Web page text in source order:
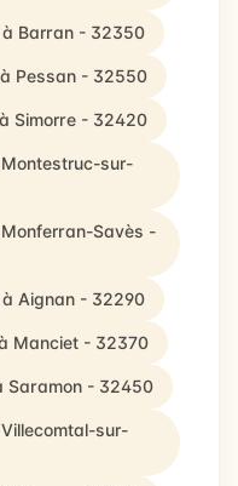
à Barran - 32350
Pessan - 32550
Simorre - 32420
sur-
Savès -
Aignan - 32290
Manciet - 32370
Saramon - 32450
sur-